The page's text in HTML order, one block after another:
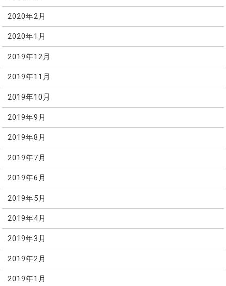
2020年2月
2020年1月
2019年12月
2019年11月
2019年10月
2019年9月
2019年8月
2019年7月
2019年6月
2019年5月
2019年4月
2019年3月
2019年2月
2019年1月